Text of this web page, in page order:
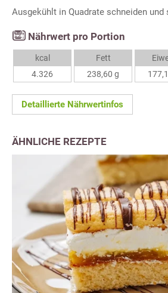
Ausgekühlt in Quadrate schneiden und
Nährwert pro Portion
kcal
4.326
Fett
238,60 g
Detaillierte Nährwertinfos
ÄHNLICHE REZEPTE